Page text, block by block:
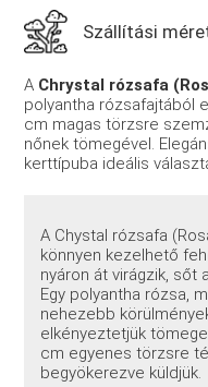
Szállítási
A Chrystal rózsafa
polyantha rózsafajtából
cm magas törzsre
nőnek tömegével.
kerttípuba ideális
A Chystal rózsafa
könnyen kezelhető
nyáron át virágzik, sőt
Egy polyantha rózsa,
nehezebb
elkényeztetjük
cm egyenes törzsre
begyökerezve küldjük.